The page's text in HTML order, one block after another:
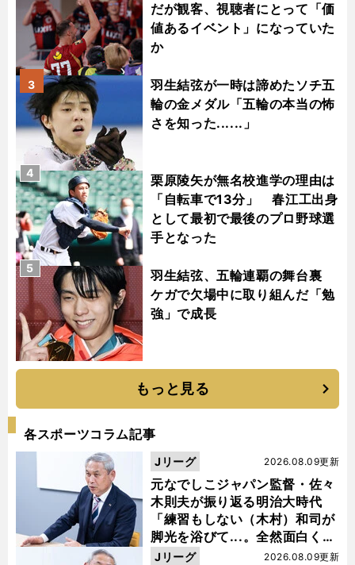
だが観客、視聴者にとって「価
値あるイベント」になっていた
か
羽生結弦が一時は諦めたソチ五
輪の金メダル「五輪の本当の怖
さを知った......」
3
栗原陵矢が無名校進学の理由は
「自転車で13分」 春江工出身
として最初で最後のプロ野球選
手となった
4
羽生結弦、五輪連覇の舞台裏
ケガで欠場中に取り組んだ「勉
強」で成長
5
もっと見る
各スポーツコラム記事
元なでしこジャパン監督・佐々
木則夫が振り返る明治大時代
「練習もしない（木村）和司が
脚光を浴びて...。全然面白くな
い４年間でした」
2026.08.09更新
Jリーグ
2026.08.09更新
Jリーグ